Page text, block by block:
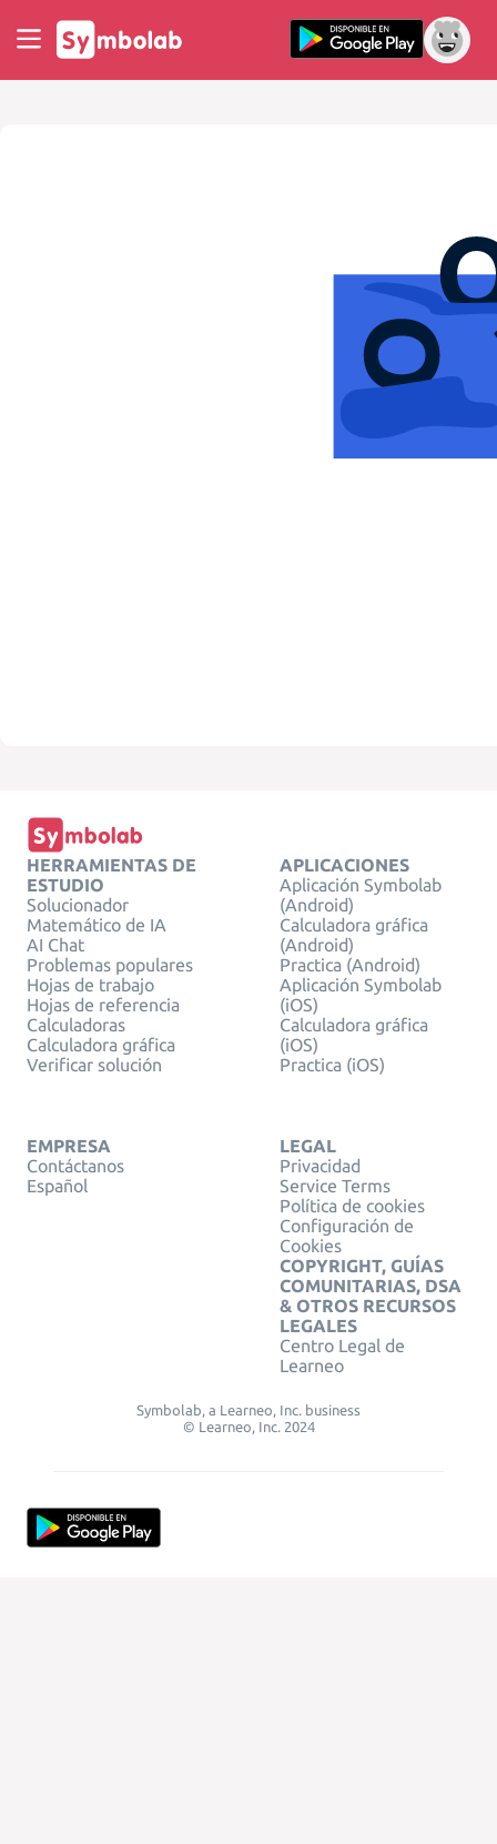
HERRAMIENTAS DE
ESTUDIO
Solucionador
Matemático de IA
AI Chat
Problemas populares
Hojas de trabajo
Hojas de referencia
Calculadoras
Calculadora gráfica
Verificar solución
APLICACIONES
Aplicación Symbolab
(Android)
Calculadora gráfica
(Android)
Practica (Android)
Aplicación Symbolab
(iOS)
Calculadora gráfica
(iOS)
Practica (iOS)
EMPRESA
Contáctanos
Español
LEGAL
Privacidad
Service Terms
Política de cookies
Configuración de
Cookies
COPYRIGHT, GUÍAS
COMUNITARIAS, DSA
& OTROS RECURSOS
LEGALES
Centro Legal de
Learneo
Symbolab, a Learneo, Inc. business
© Learneo, Inc. 2024